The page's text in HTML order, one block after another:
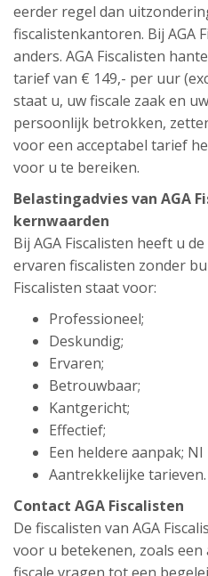
eerder regel dan
fiscalistenkantoren. Bij AGA
anders. AGA Fiscalisten
tarief van € 149,- per uur
staat u, uw fiscale zaak en
persoonlijk betrokken,
voor een acceptabel tarief
voor u te bereiken.
Belastingadvies van AGA
kernwaarden
Bij AGA Fiscalisten heeft u
ervaren fiscalisten zonder
Fiscalisten staat voor:
Professioneel;
Deskundig;
Ervaren;
Betrouwbaar;
Kantgericht;
Effectief;
Een heldere aanpak; Nl
Aantrekkelijke tarieven.
Contact AGA Fiscalisten
De fiscalisten van AGA
voor u betekenen, zoals